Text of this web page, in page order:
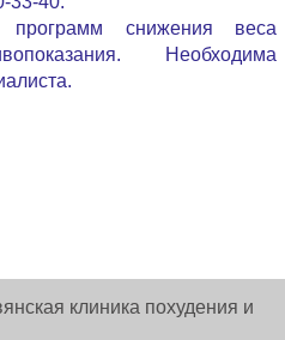
программ снижения веса
Необходима
клиника похудения и